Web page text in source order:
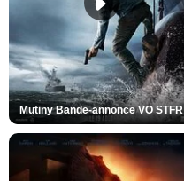
Mutiny Bande-annonce VO STFR